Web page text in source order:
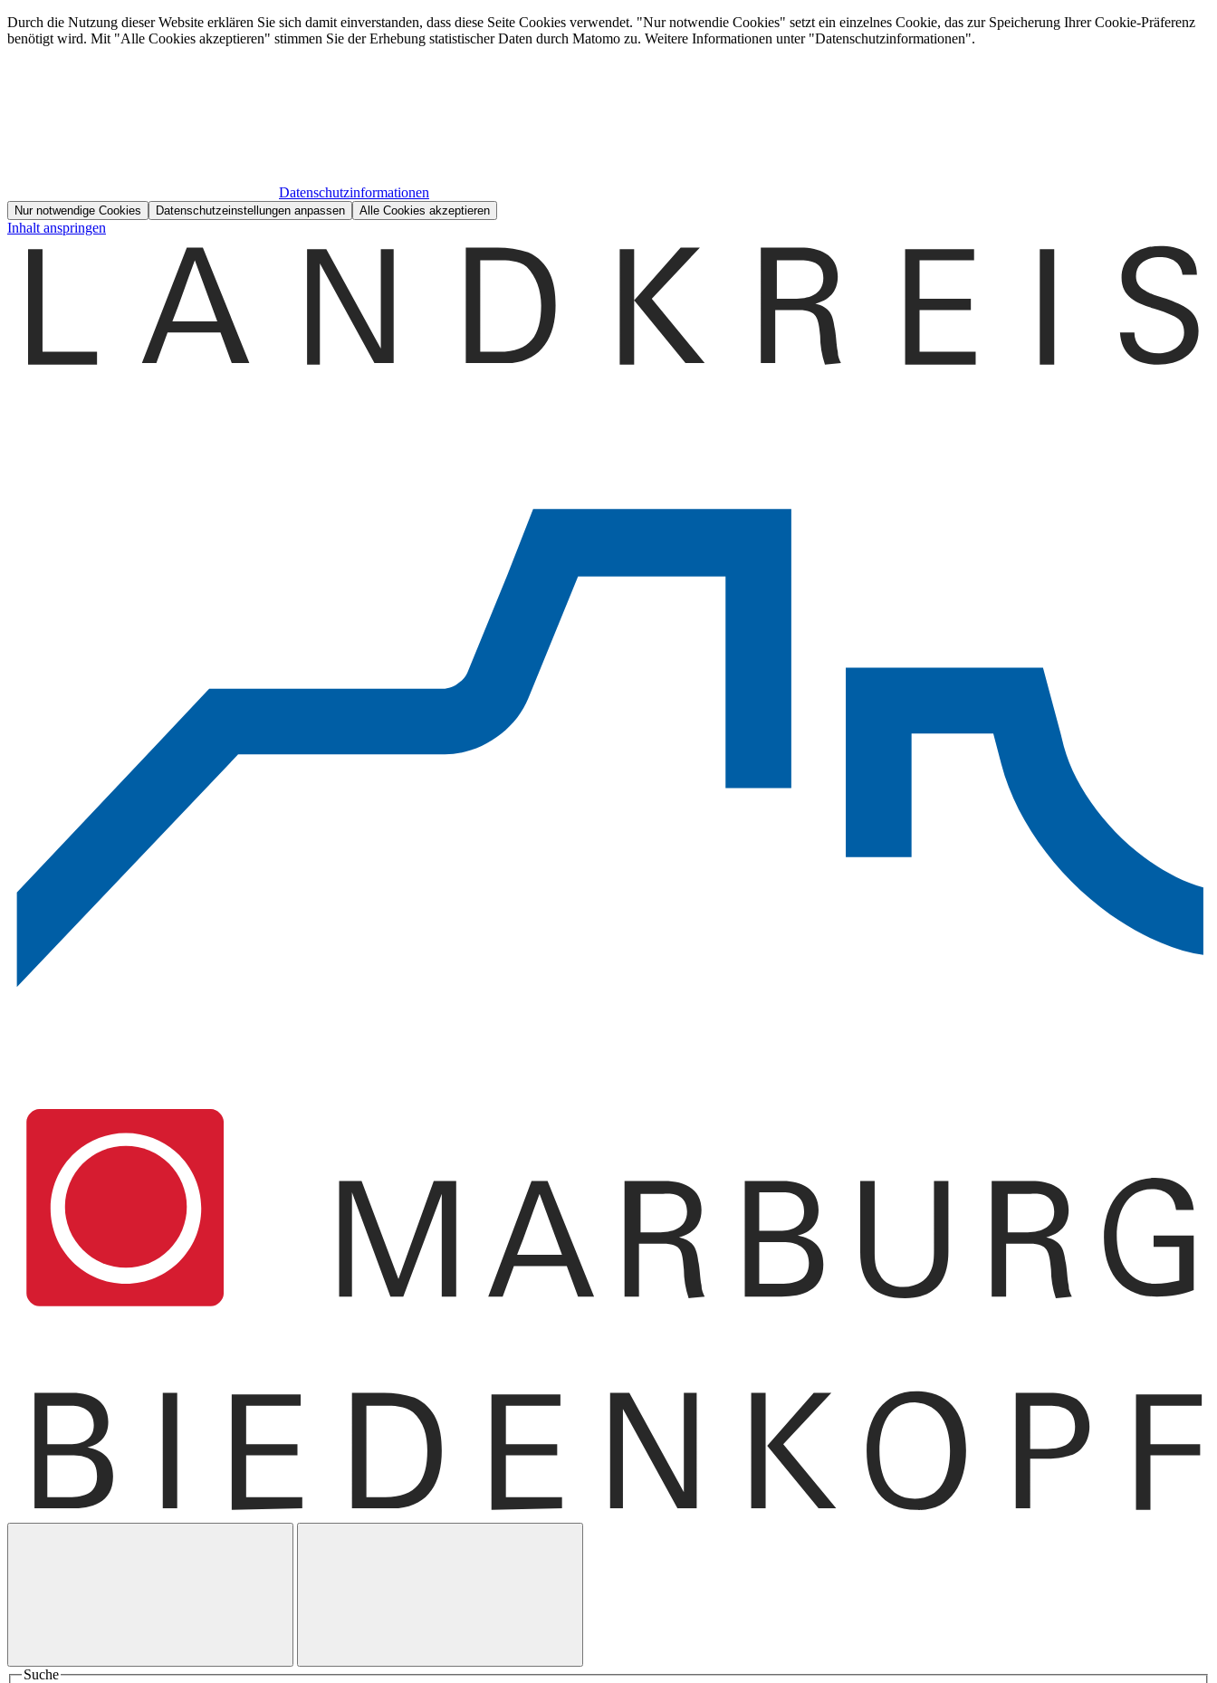
Durch die Nutzung dieser Website erklären Sie sich damit einverstanden, dass diese Seite Cookies verwendet. "Nur notwendie Cookies" setzt ein einzelnes Cookie, das zur Speicherung Ihrer Cookie-Präferenz
benötigt wird. Mit "Alle Cookies akzeptieren" stimmen Sie der Erhebung statistischer Daten durch Matomo zu. Weitere Informationen unter "Datenschutzinformationen".
Datenschutzinformationen
Nur notwendige Cookies Datenschutzeinstellungen anpassen Alle Cookies akzeptieren
Inhalt anspringen
Suche